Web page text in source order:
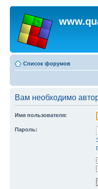
Список форумов
Вам необходимо
Имя пользователя:
Пароль: